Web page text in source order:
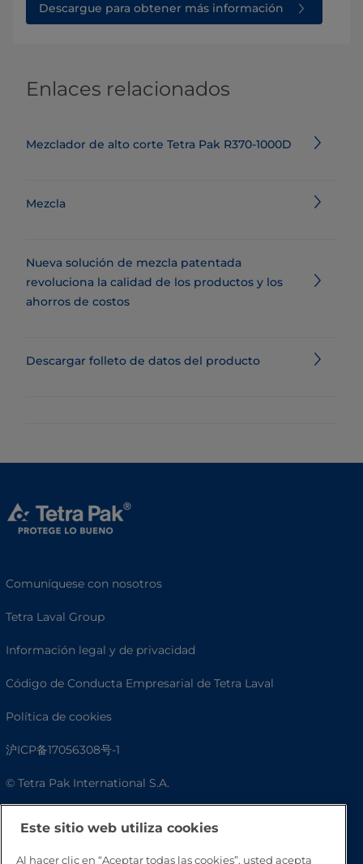
Descargue para obtener más información
Enlaces relacionados
Mezclador de alto corte Tetra Pak R370-1000D
Mezcla
Nueva solución de mezcla patentada
revoluciona la calidad de los productos y los
ahorros de costos
Descargar folleto de datos del producto
Comuníquese con nosotros
Tetra Laval Group
Información legal y de privacidad
Código de Conducta Empresarial de Tetra Laval
Política de cookies
沪ICP备17056308号-1
© Tetra Pak International S.A.
Este sitio web utiliza cookies
Al hacer clic en “Aceptar todas las cookies”, usted acepta